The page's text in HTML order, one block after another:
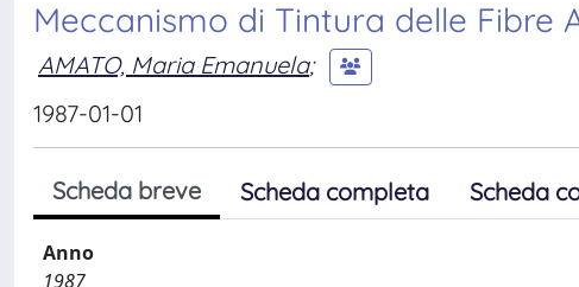
Meccanismo di Tintura delle Fibre
AMATO, Maria Emanuela;
1987-01-01
Scheda breve Scheda completa Scheda
Anno
1987